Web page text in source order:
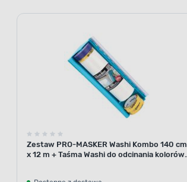
Zestaw PRO-MASKER Washi Kombo 140 cm
x 12 m + Taśma Washi do odcinania kolorów